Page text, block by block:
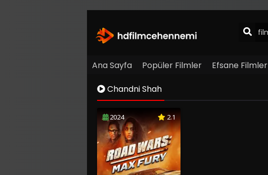
Ana Sayfa Popüler Filmler Efsane Filmler
Chandni Shah
2024 2.1